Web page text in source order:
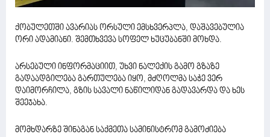
ქობულეთში ავარიას ორსული ემსხვერპლა, დაშავებულია
ორი ადამიანი. შემთხვევა სოფელ ხუცუბანში მოხდა.
არსებული ინფორმაციით, უხვი ნალექის გამო გზაზე
გადაადგილება გართულება იყო, მძღოლმა საჭე ვერ
დაიმორჩილა, გზის სავალი ნაწილიდან გადავარდა და ხეს
შეეჯახა.
მომხდარზე შინაგან საქმეთა სამინისტრომ გამოძიება